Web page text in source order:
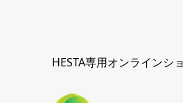
HESTA専用オンラインシ